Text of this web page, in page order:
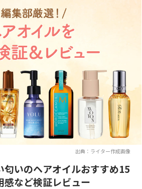
出典：ライター作成画像
匂いのヘアオイルおすすめ15
感など検証レビュー